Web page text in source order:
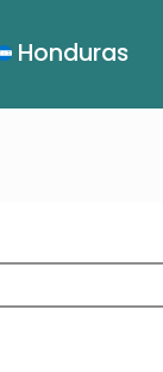
Honduras